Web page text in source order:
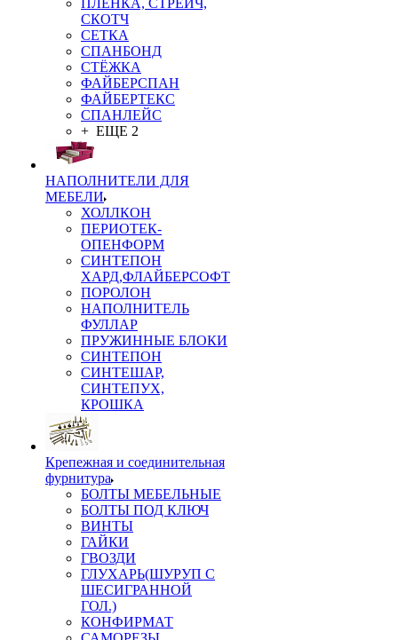
ПЛЁНКА, СТРЕЙЧ,
СКОТЧ
СЕТКА
СПАНБОНД
СТЁЖКА
ФАЙБЕРСПАН
ФАЙБЕРТЕКС
СПАНЛЕЙС
+ ЕЩЕ 2
НАПОЛНИТЕЛИ ДЛЯ
МЕБЕЛИ
ХОЛЛКОН
ПЕРИОТЕК-
ОПЕНФОРМ
СИНТЕПОН
ХАРД,ФЛАЙБЕРСОФТ
ПОРОЛОН
НАПОЛНИТЕЛЬ
ФУЛЛАР
ПРУЖИННЫЕ БЛОКИ
СИНТЕПОН
СИНТЕШАР,
СИНТЕПУХ,
КРОШКА
Крепежная и соединительная
фурнитура
БОЛТЫ МЕБЕЛЬНЫЕ
БОЛТЫ ПОД КЛЮЧ
ВИНТЫ
ГАЙКИ
ГВОЗДИ
ГЛУХАРЬ(ШУРУП С
ШЕСИГРАННОЙ
ГОЛ.)
КОНФИРМАТ